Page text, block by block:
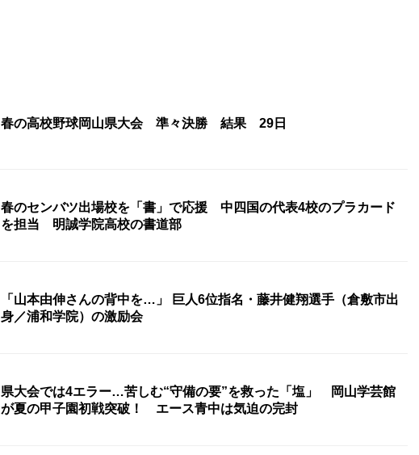
春の高校野球岡山県大会 準々決勝 結果 29日
春のセンバツ出場校を「書」で応援 中四国の代表4校のプラカード
を担当 明誠学院高校の書道部
「山本由伸さんの背中を…」 巨人6位指名・藤井健翔選手（倉敷市出
身／浦和学院）の激励会
県大会では4エラー…苦しむ“守備の要”を救った「塩」 岡山学芸館
が夏の甲子園初戦突破！ エース青中は気迫の完封